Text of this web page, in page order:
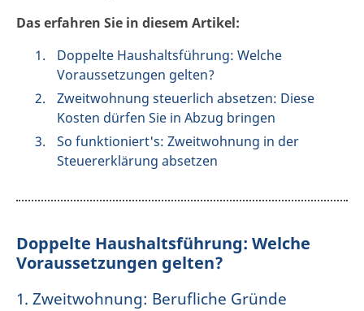
Das erfahren Sie in diesem Artikel:
Doppelte Haushaltsführung: Welche
Voraussetzungen gelten?
Zweitwohnung steuerlich absetzen: Diese
Kosten dürfen Sie in Abzug bringen
So funktioniert's: Zweitwohnung in der
Steuererklärung absetzen
Doppelte Haushaltsführung: Welche
Voraussetzungen gelten?
1. Zweitwohnung: Berufliche Gründe